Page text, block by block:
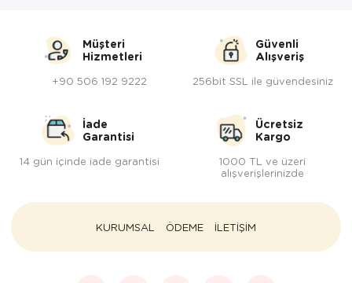
Müşteri
Hizmetleri
+90 506 192 9222
Güvenli
Alışveriş
256bit SSL ile güvendesiniz
İade
Garantisi
14 gün içinde iade garantisi
Ücretsiz
Kargo
1000 TL ve üzeri
alışverişlerinizde
KURUMSAL ÖDEME İLETİŞİM